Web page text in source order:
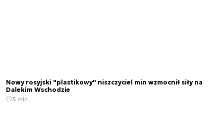
Nowy rosyjski "plastikowy" niszczyciel min wzmocnił siły na
Dalekim Wschodzie
3 min.